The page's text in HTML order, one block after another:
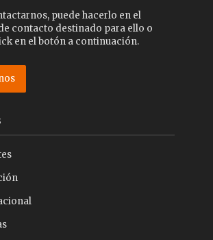
puede hacerlo en el
contacto destinado para ello o
en el botón a continuación.